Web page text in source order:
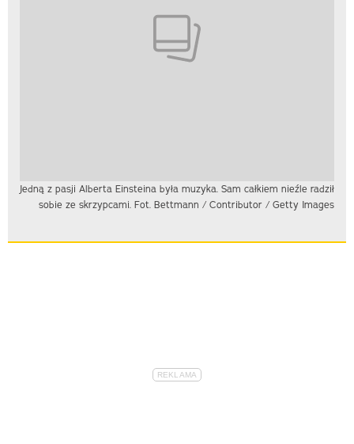
Jedną z pasji Alberta Einsteina była muzyka. Sam całkiem nieźle radził
sobie ze skrzypcami. Fot. Bettmann / Contributor / Getty Images